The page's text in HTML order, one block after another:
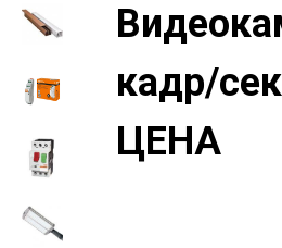
кадр/
ЦЕНА